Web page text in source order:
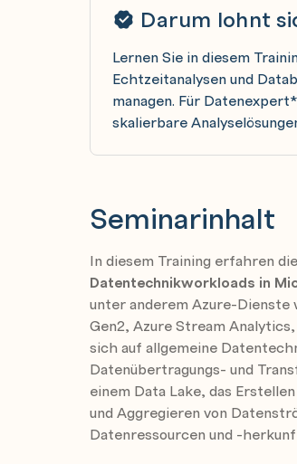
Darum lohnt
Lernen Sie in diesem
Echtzeitanalysen und
managen. Für
skalierbare
Seminarinhalt
In diesem Training erfahren
Datentechnikworkloads in
unter anderem Azure-Dienste
Gen2, Azure Stream
sich auf allgemeine
Datenübertragungs- und
einem Data Lake, das
und Aggregieren von
Datenressourcen und -